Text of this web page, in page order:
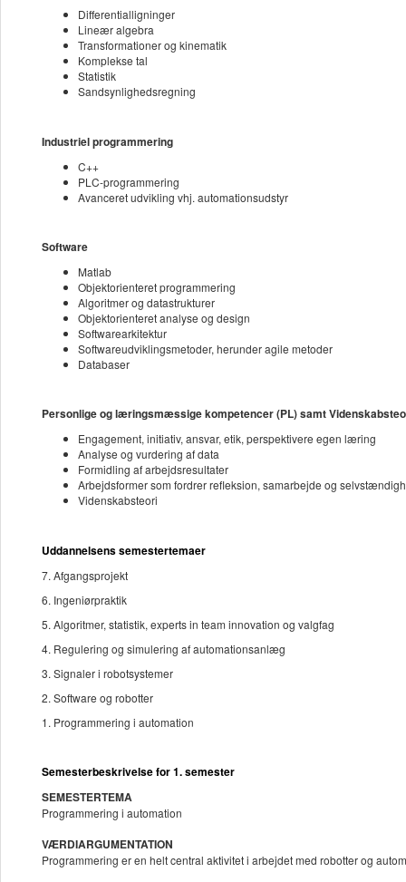
Differentialligninger
Lineær algebra
Transformationer og kinematik
Komplekse tal
Statistik
Sandsynlighedsregning
Industriel programmering
C++
PLC-programmering
Avanceret udvikling vhj. automationsudstyr
Software
Matlab
Objektorienteret programmering
Algoritmer og datastrukturer
Objektorienteret analyse og design
Softwarearkitektur
Softwareudviklingsmetoder, herunder agile metoder
Databaser
Personlige og læringsmæssige kompetencer (PL) samt
Engagement, initiativ, ansvar, etik, perspektivere egen læring
Analyse og vurdering af data
Formidling af arbejdsresultater
Arbejdsformer som fordrer refleksion, samarbejde og
Videnskabsteori
Uddannelsens semestertemaer
7. Afgangsprojekt
6. Ingeniørpraktik
5. Algoritmer, statistik, experts in team innovation og valgfag
4. Regulering og simulering af automationsanlæg
3. Signaler i robotsystemer
2. Software og robotter
1. Programmering i automation
Semesterbeskrivelse for 1. semester
SEMESTERTEMA
Programmering i automation
VÆRDIARGUMENTATION
Programmering er en helt central aktivitet i arbejdet med robotter og